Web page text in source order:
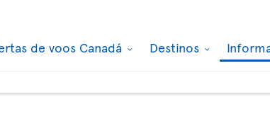
de voos Canadá Destinos